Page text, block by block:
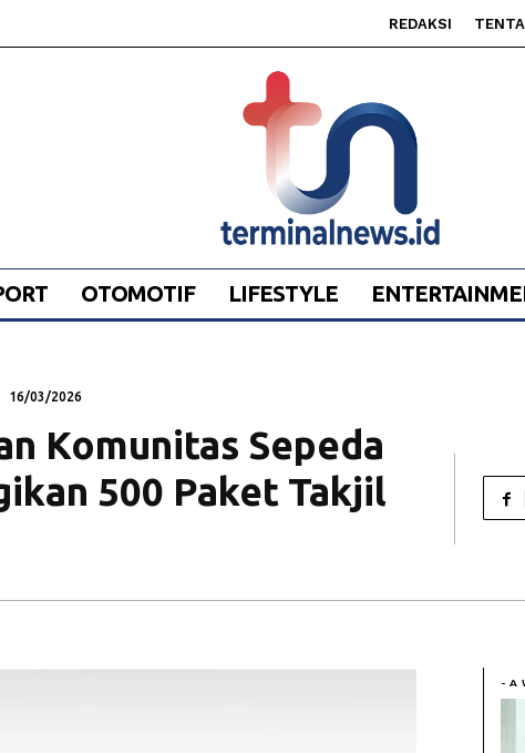
REDAKSI
OTOMOTIF LIFESTYLE
16/03/2026
Komunitas Sepeda
500 Paket Takjil
- A